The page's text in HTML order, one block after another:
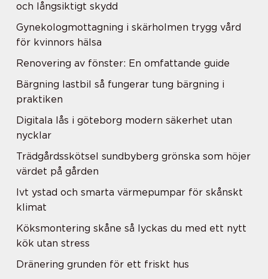
och långsiktigt skydd
Gynekologmottagning i skärholmen trygg vård
för kvinnors hälsa
Renovering av fönster: En omfattande guide
Bärgning lastbil så fungerar tung bärgning i
praktiken
Digitala lås i göteborg modern säkerhet utan
nycklar
Trädgårdsskötsel sundbyberg grönska som höjer
värdet på gården
Ivt ystad och smarta värmepumpar för skånskt
klimat
Köksmontering skåne så lyckas du med ett nytt
kök utan stress
Dränering grunden för ett friskt hus